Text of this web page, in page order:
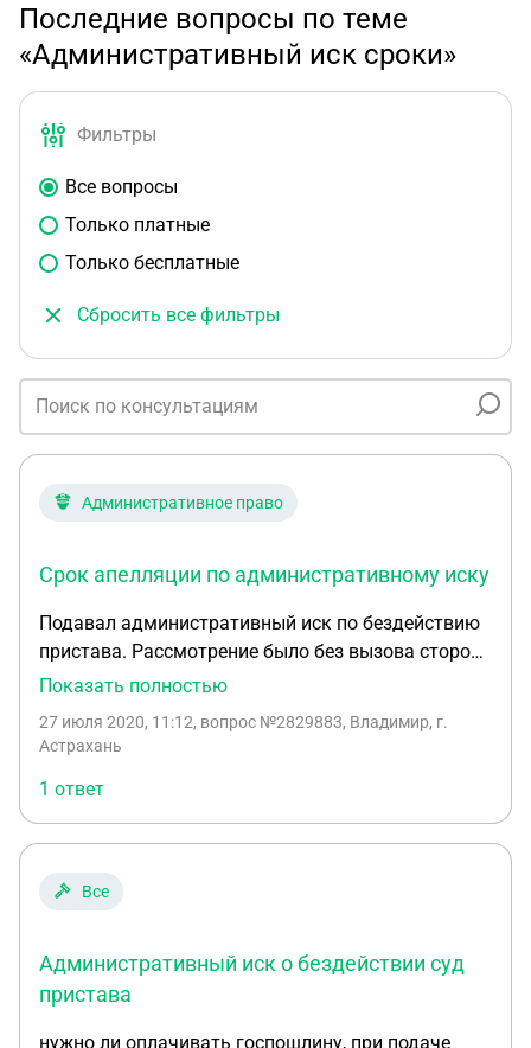
Последние вопросы по теме
«Административный иск сроки»
Фильтры
Все вопросы
Только платные
Только бесплатные
Сбросить все фильтры
Административное право
Срок апелляции по административному иску
Подавал административный иск по бездействию
пристава. Рассмотрение было без вызова сторон
в упрощенном порядке. Собираюсь подавать
на обжалование один месяц с момента вынесения
инстанции мне указали срок на обжалование не
более 15 дней с момента получения решения. На
данный момент указанный срок в 15 дней
прошел, но 30 дней с момента вынесения решения
можно спокойно подавать в соответствии со ст.
298 КАС РФ?
Показать полностью
27 июля 2020, 11:12, вопрос №2829883, Владимир, г.
Астрахань
1 ответ
Все
Административный иск о бездействии суд
пристава
нужно ли оплачивать госпошлину, при подаче